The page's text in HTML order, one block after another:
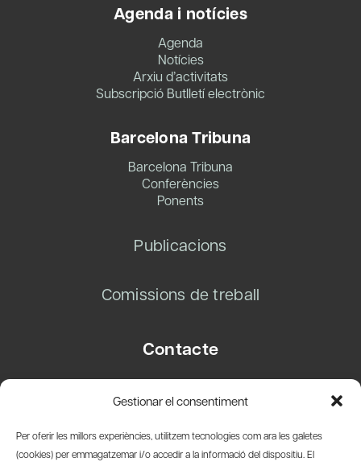
Gestionar el consentiment
Per oferir les millors experiències, utilitzem tecnologies com ara les galetes
(cookies) per emmagatzemar i/o accedir a la informació del dispositiu. El
Agenda i notícies
Agenda
Notícies
Arxiu d’activitats
Subscripció Butlletí electrònic
Barcelona Tribuna
Barcelona Tribuna
Conferències
Ponents
Publicacions
Comissions de treball
Contacte
08003 Barcelona
info@amicsdelpais.com